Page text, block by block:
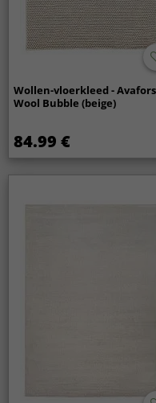
Wollen-vloerkleed - Avafors
Wool Bubble (beige)
84.99 €